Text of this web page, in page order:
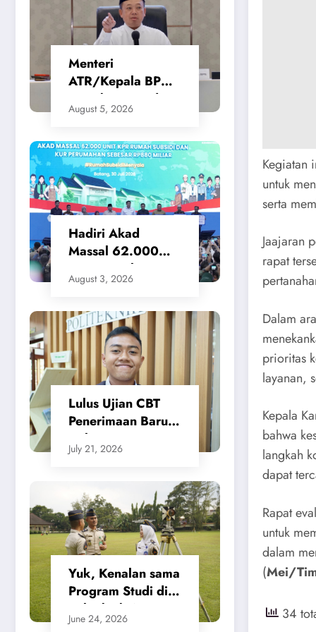
DPRD 2023-
2026
Menteri
ATR/Kepala BPN
Tetapkan Standar
Waktu Layanan
Tanah dan
Peralihan Hak
August 5, 2026
Hadiri Akad
Massal 62.000
KPR Rumah
Subsidi, Menteri
Tanah Beri
Kepastian bagi
Masyarakat
August 3, 2026
Lulus Ujian CBT
Penerimaan Baru,
Calon Taruna/i
Politeknik Agraria
Lanjutan
July 21, 2026
Yuk, Kenalan sama
Program Studi di
Politeknik Agraria
STPN
June 24, 2026
Kegiatan
untuk
serta
Jaajaran
rapat
Dalam
prioritas
layanan,
Kepala
bahwa
langkah
dapat
Rapat
untuk
dalam
(Mei/
34